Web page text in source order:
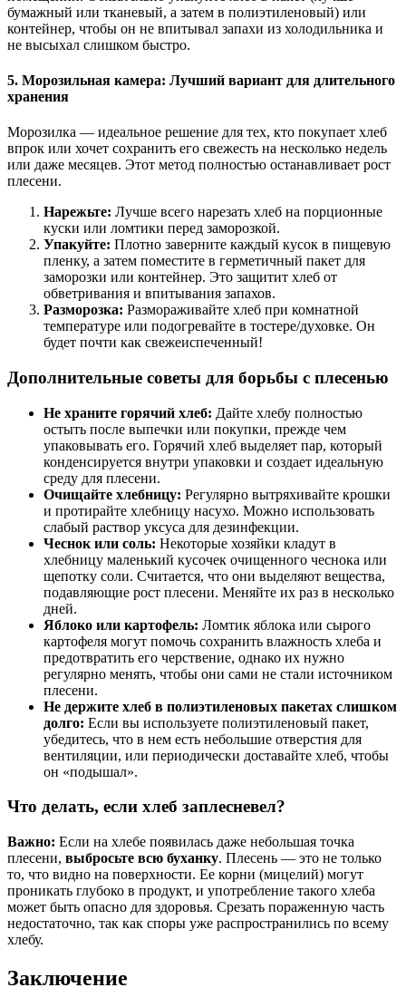
бумажный или тканевый, а затем в полиэтиленовый) или
контейнер, чтобы он не впитывал запахи из холодильника и
не высыхал слишком быстро.
5. Морозильная камера: Лучший вариант для длительного
хранения
Морозилка — идеальное решение для тех, кто покупает хлеб
впрок или хочет сохранить его свежесть на несколько недель
или даже месяцев. Этот метод полностью останавливает рост
плесени.
Нарежьте: Лучше всего нарезать хлеб на порционные
куски или ломтики перед заморозкой.
Упакуйте: Плотно заверните каждый кусок в пищевую
пленку, а затем поместите в герметичный пакет для
заморозки или контейнер. Это защитит хлеб от
обветривания и впитывания запахов.
Разморозка: Размораживайте хлеб при комнатной
температуре или подогревайте в тостере/духовке. Он
будет почти как свежеиспеченный!
Дополнительные советы для борьбы с плесенью
Не храните горячий хлеб: Дайте хлебу полностью
остыть после выпечки или покупки, прежде чем
упаковывать его. Горячий хлеб выделяет пар, который
конденсируется внутри упаковки и создает идеальную
среду для плесени.
Очищайте хлебницу: Регулярно вытряхивайте крошки
и протирайте хлебницу насухо. Можно использовать
слабый раствор уксуса для дезинфекции.
Чеснок или соль: Некоторые хозяйки кладут в
хлебницу маленький кусочек очищенного чеснока или
щепотку соли. Считается, что они выделяют вещества,
подавляющие рост плесени. Меняйте их раз в несколько
дней.
Яблоко или картофель: Ломтик яблока или сырого
картофеля могут помочь сохранить влажность хлеба и
предотвратить его черствение, однако их нужно
регулярно менять, чтобы они сами не стали источником
плесени.
Не держите хлеб в полиэтиленовых пакетах слишком
долго: Если вы используете полиэтиленовый пакет,
убедитесь, что в нем есть небольшие отверстия для
вентиляции, или периодически доставайте хлеб, чтобы
он «подышал».
Что делать, если хлеб заплесневел?
Важно: Если на хлебе появилась даже небольшая точка
плесени, выбросьте всю буханку. Плесень — это не только
то, что видно на поверхности. Ее корни (мицелий) могут
проникать глубоко в продукт, и употребление такого хлеба
может быть опасно для здоровья. Срезать пораженную часть
недостаточно, так как споры уже распространились по всему
хлебу.
Заключение